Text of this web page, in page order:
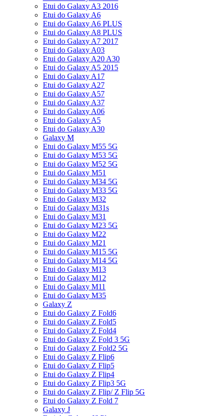
Etui do Galaxy A3 2016
Etui do Galaxy A6
Etui do Galaxy A6 PLUS
Etui do Galaxy A8 PLUS
Etui do Galaxy A7 2017
Etui do Galaxy A03
Etui do Galaxy A20 A30
Etui do Galaxy A5 2015
Etui do Galaxy A17
Etui do Galaxy A27
Etui do Galaxy A57
Etui do Galaxy A37
Etui do Galaxy A06
Etui do Galaxy A5
Etui do Galaxy A30
Galaxy M
Etui do Galaxy M55 5G
Etui do Galaxy M53 5G
Etui do Galaxy M52 5G
Etui do Galaxy M51
Etui do Galaxy M34 5G
Etui do Galaxy M33 5G
Etui do Galaxy M32
Etui do Galaxy M31s
Etui do Galaxy M31
Etui do Galaxy M23 5G
Etui do Galaxy M22
Etui do Galaxy M21
Etui do Galaxy M15 5G
Etui do Galaxy M14 5G
Etui do Galaxy M13
Etui do Galaxy M12
Etui do Galaxy M11
Etui do Galaxy M35
Galaxy Z
Etui do Galaxy Z Fold6
Etui do Galaxy Z Fold5
Etui do Galaxy Z Fold4
Etui do Galaxy Z Fold 3 5G
Etui do Galaxy Z Fold2 5G
Etui do Galaxy Z Flip6
Etui do Galaxy Z Flip5
Etui do Galaxy Z Flip4
Etui do Galaxy Z Flip3 5G
Etui do Galaxy Z Flip/ Z Flip 5G
Etui do Galaxy Z Fold 7
Galaxy J